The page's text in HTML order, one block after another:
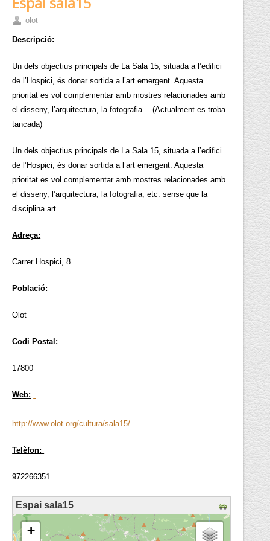
olot
Descripció:
Un dels objectius principals de La Sala 15, situada a l’edifici
de l’Hospici, és donar sortida a l’art emergent. Aquesta
prioritat es vol complementar amb mostres relacionades amb
el disseny, l’arquitectura, la fotografia… (Actualment es troba
tancada)
Un dels objectius principals de La Sala 15, situada a l’edifici
de l’Hospici, és donar sortida a l’art emergent. Aquesta
prioritat es vol complementar amb mostres relacionades amb
el disseny, l’arquitectura, la fotografia, etc. sense que la
disciplina art
Adreça:
Carrer Hospici, 8.
Població:
Olot
Codi Postal:
17800
Web:
http://www.olot.org/cultura/sala15/
Telèfon:
972266351
Espai sala15
loading map - please wait...
+